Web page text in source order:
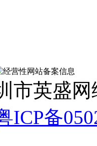
市英盛
ICP备